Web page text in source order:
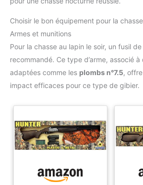
Choisir le bon équipement pour la
Armes et munitions
Pour la chasse au lapin le soir, un fusil
recommandé. Ce type d’arme, associé
adaptées comme les plombs n°7.5,
impact efficaces pour ce type de gibier.